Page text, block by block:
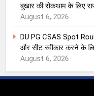
बुखार की रोकथाम के लिए
August 6, 2026
DU PG CSAS Spot
और सीट स्वीकार करने के
August 6, 2026